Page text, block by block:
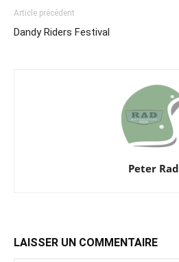
Article précédent
Dandy Riders Festival
Peter Rad
LAISSER UN COMMENTAIRE